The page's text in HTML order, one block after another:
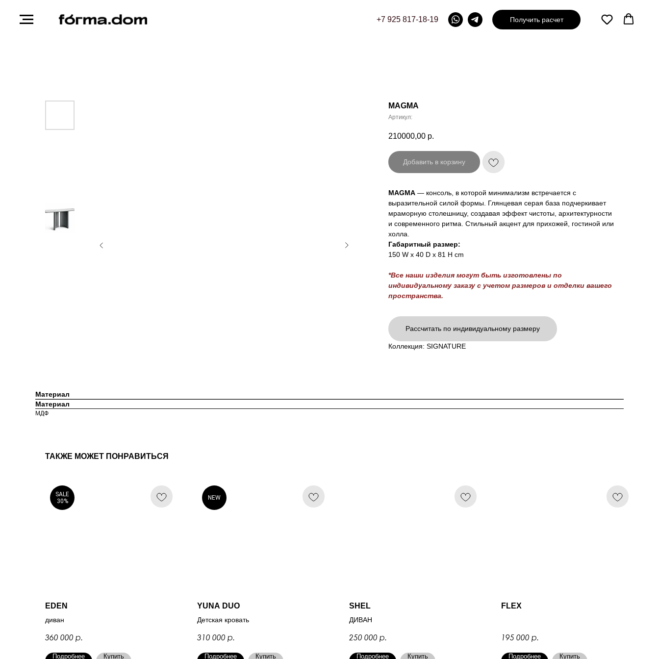
+7 925 817-18-19 Получить расчет
MAGMA
Артикул:
210000,00 р.
Добавить в корзину
MAGMA — консоль, в которой минимализм встречается с
выразительной силой формы. Глянцевая серая база подчеркивает
мраморную столешницу, создавая эффект чистоты, архитектурности
и современного ритма. Стильный акцент для прихожей, гостиной или
холла.
Габаритный размер:
150 W x 40 D x 81 H cm
*Все наши изделия могут быть изготовлены по
индивидуальному заказу с учетом размеров и отделки вашего
пространства.
Рассчитать по индивидуальному размеру
Коллекция: SIGNATURE
Материал
Материал
МДФ
ТАКЖЕ МОЖЕТ ПОНРАВИТЬСЯ
SALE
30%
EDEN
диван
360 000 р.
Подробнее Купить
NEW
YUNA DUO
Детская кровать
310 000 р.
Подробнее Купить
SHEL
ДИВАН
250 000 р.
Подробнее Купить
FLEX
195 000 р.
Подробнее Купить